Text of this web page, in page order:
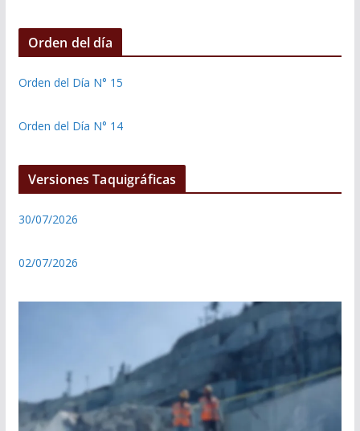
Orden del día
Orden del Día N° 15
Orden del Día N° 14
Versiones Taquigráficas
30/07/2026
02/07/2026